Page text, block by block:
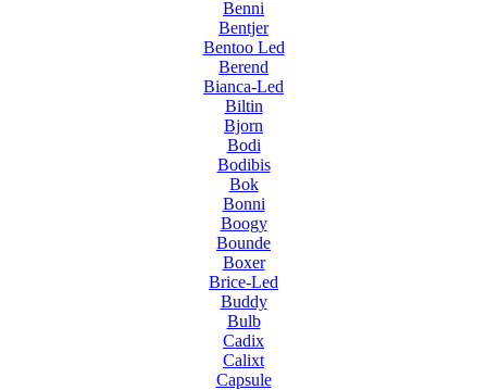
Benni
Bentjer
Bentoo Led
Berend
Bianca-Led
Biltin
Bjorn
Bodi
Bodibis
Bok
Bonni
Boogy
Bounde
Boxer
Brice-Led
Buddy
Bulb
Cadix
Calixt
Capsule